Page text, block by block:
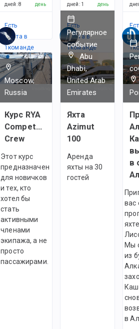
дней:8
день
Есть
места в
1командe
дней: 1
день
Есть
места в
1командe
1
Moscow,
Russia
Курс RYA
Competent
Crew
Этот курс
предназначен
для новичков
и тех, кто
хотел бы
стать
активными
членами
экипажа, а не
просто
пассажирами.
Регулярное
событие
Abu
Dhabi,
United Arab
Emirates
Яхта
Azimut
100
Аренда
яхты на 30
гостей
в
вас
Мы
из
в